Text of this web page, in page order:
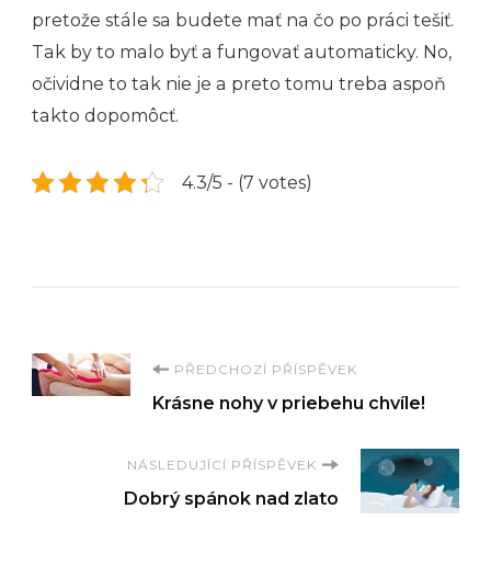
pretože stále sa budete mať na čo po práci tešiť.
Tak by to malo byť a fungovať automaticky. No,
očividne to tak nie je a preto tomu treba aspoň
takto dopomôcť.
4.3/5 - (7 votes)
NavigacePŘEDCHOZÍ PŘÍSPĚVEK
Krásne nohy v priebehu chvíle!
NÁSLEDUJÍCÍ PŘÍSPĚVEK
Dobrý spánok nad zlato